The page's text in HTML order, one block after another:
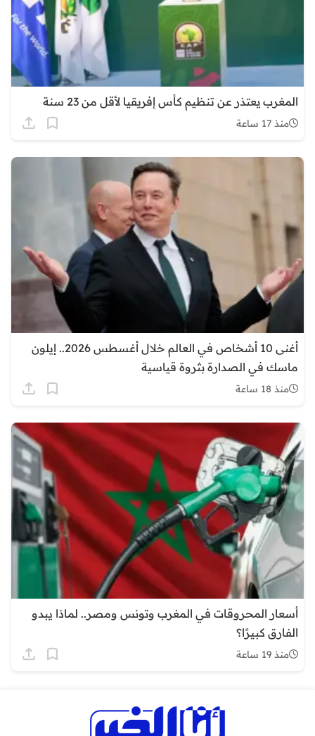
المغرب يعتذر عن تنظيم كأس إفريقيا لأقل من 23 سنة
منذ 17 ساعة
أغنى 10 أشخاص في العالم خلال أغسطس 2026.. إيلون
ماسك في الصدارة بثروة قياسية
منذ 18 ساعة
أسعار المحروقات في المغرب وتونس ومصر.. لماذا يبدو
الفارق كبيرًا؟
منذ 19 ساعة